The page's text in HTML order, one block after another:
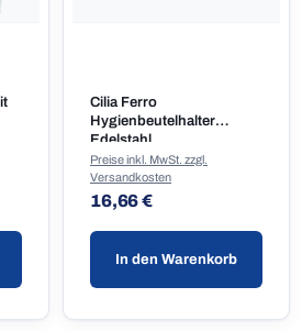
Cilia Ferro
Hygienbeutelhalter
Edelstahl
Regulärer Preis:
16,66 €
Preise inkl. MwSt. zzgl.
Versandkosten
In den Warenkorb